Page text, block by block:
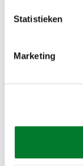
Statistieken
Marketing
Bij
bieden in onze